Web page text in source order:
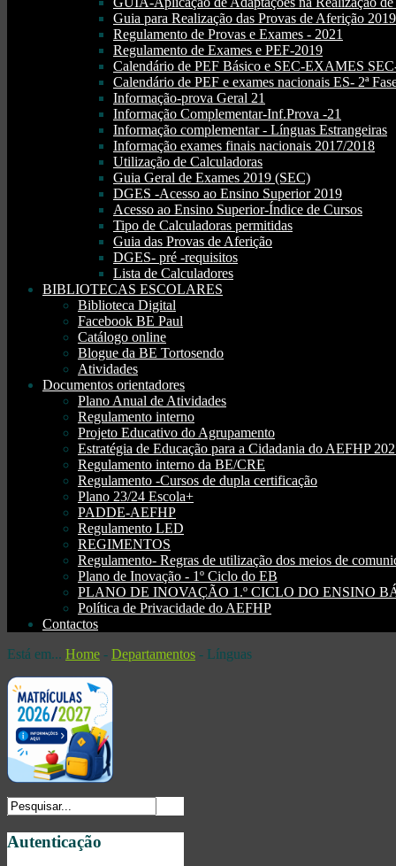
Guia para Realização das Provas de Aferição 2019
Regulamento de Provas e Exames - 2021
Regulamento de Exames e PEF-2019
Calendário de PEF Básico e SEC-EXAMES
Calendário de PEF e exames nacionais ES- 2ª
Informação-prova Geral 21
Informação Complementar-Inf.Prova -21
Informação complementar - Línguas Estrangeiras
Informação exames finais nacionais 2017/2018
Utilização de Calculadoras
Guia Geral de Exames 2019 (SEC)
DGES -Acesso ao Ensino Superior 2019
Acesso ao Ensino Superior-Índice de Cursos
Tipo de Calculadoras permitidas
Guia das Provas de Aferição
DGES- pré -requisitos
Lista de Calculadores
BIBLIOTECAS ESCOLARES
Biblioteca Digital
Facebook BE Paul
Catálogo online
Blogue da BE Tortosendo
Atividades
Documentos orientadores
Plano Anual de Atividades
Regulamento interno
Projeto Educativo do Agrupamento
Estratégia de Educação para a Cidadania do AEFHP
Regulamento interno da BE/CRE
Regulamento -Cursos de dupla certificação
Plano 23/24 Escola+
PADDE-AEFHP
Regulamento LED
REGIMENTOS
Regulamento- Regras de utilização dos meios de
Plano de Inovação - 1º Ciclo do EB
PLANO DE INOVAÇÃO 1.º CICLO DO ENSINO
Política de Privacidade do AEFHP
Contactos
Está em... Home - Departamentos - Línguas
Autenticação